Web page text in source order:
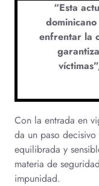
“Esta
enfrentar la
Con la entrada en
da un paso
equilibrada y
materia de
impunidad.